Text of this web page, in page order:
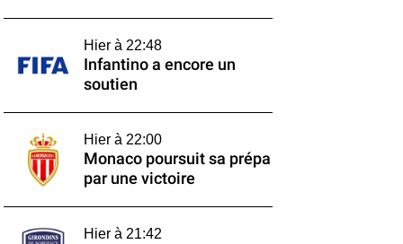
Hier à 22:48
Infantino a encore un
soutien
Hier à 22:00
Monaco poursuit sa prépa
par une victoire
Hier à 21:42